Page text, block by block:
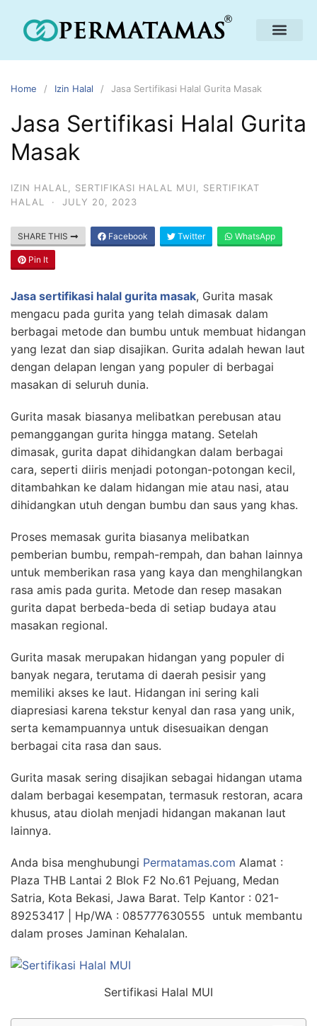
Home Izin Halal Jasa Sertifikasi Halal Gurita Masak
Jasa Sertifikasi Halal Gurita
Masak
IZIN HALAL SERTIFIKASI HALAL MUI
SERTIFIKAT
HALAL
· JULY 20, 2023
SHARE THIS Facebook Twitter WhatsApp
Pin It
Jasa sertifikasi halal gurita masak, Gurita masak
mengacu pada gurita yang telah dimasak dalam
berbagai metode dan bumbu untuk membuat hidangan
yang lezat dan siap disajikan. Gurita adalah hewan laut
dengan delapan lengan yang populer di berbagai
masakan di seluruh dunia.
Gurita masak biasanya melibatkan perebusan atau
pemanggangan gurita hingga matang. Setelah
dimasak, gurita dapat dihidangkan dalam berbagai
cara, seperti diiris menjadi potongan-potongan kecil,
ditambahkan ke dalam hidangan mie atau nasi, atau
dihidangkan utuh dengan bumbu dan saus yang khas.
Proses memasak gurita biasanya melibatkan
pemberian bumbu, rempah-rempah, dan bahan lainnya
untuk memberikan rasa yang kaya dan menghilangkan
rasa amis pada gurita. Metode dan resep masakan
gurita dapat berbeda-beda di setiap budaya atau
masakan regional.
Gurita masak merupakan hidangan yang populer di
banyak negara, terutama di daerah pesisir yang
memiliki akses ke laut. Hidangan ini sering kali
diapresiasi karena tekstur kenyal dan rasa yang unik,
serta kemampuannya untuk disesuaikan dengan
berbagai cita rasa dan saus.
Gurita masak sering disajikan sebagai hidangan utama
dalam berbagai kesempatan, termasuk restoran, acara
khusus, atau diolah menjadi hidangan makanan laut
lainnya.
Anda bisa menghubungi Permatamas.com Alamat :
Plaza THB Lantai 2 Blok F2 No.61 Pejuang, Medan
Satria, Kota Bekasi, Jawa Barat. Telp Kantor : 021-
89253417 | Hp/WA : 085777630555 untuk membantu
dalam proses Jaminan Kehalalan.
Sertifikasi Halal MUI